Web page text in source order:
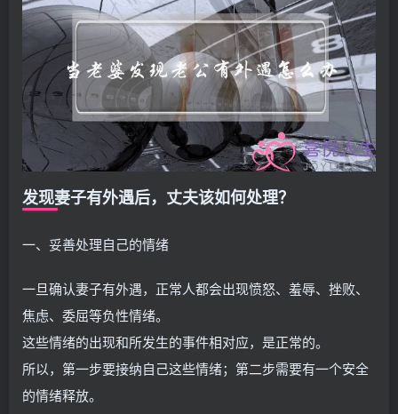
发现妻子有外遇后，丈夫该如何处理？
一、妥善处理自己的情绪
一旦确认妻子有外遇，正常人都会出现愤怒、羞辱、挫败、
焦虑、委屈等负性情绪。
这些情绪的出现和所发生的事件相对应，是正常的。
所以，第一步要接纳自己这些情绪；第二步需要有一个安全
的情绪释放。